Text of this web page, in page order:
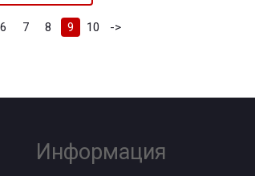
6 7 8 9 10 ->
Информация